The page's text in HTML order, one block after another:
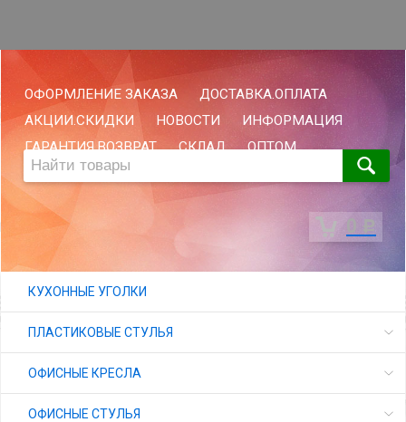
ОФОРМЛЕНИЕ ЗАКАЗА
ДОСТАВКА.ОПЛАТА
АКЦИИ.СКИДКИ
НОВОСТИ
ИНФОРМАЦИЯ
ГАРАНТИЯ.ВОЗВРАТ
СКЛАД ОПТОМ
0
КУХОННЫЕ УГОЛКИ
ПЛАСТИКОВЫЕ СТУЛЬЯ
ОФИСНЫЕ КРЕСЛА
ОФИСНЫЕ СТУЛЬЯ